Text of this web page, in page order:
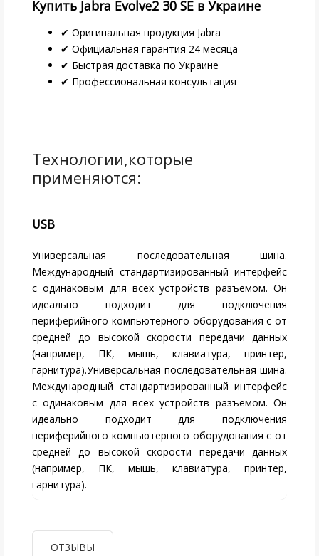
Купить Jabra Evolve2 30 SE в Украине
✔ Оригинальная продукция Jabra
✔ Официальная гарантия 24 месяца
✔ Быстрая доставка по Украине
✔ Профессиональная консультация
USB
Универсальная последовательная шина.
Международный стандартизированный интерфейс
с одинаковым для всех устройств разъемом. Он
идеально подходит для подключения
периферийного компьютерного оборудования с от
средней до высокой скорости передачи данных
(например, ПК, мышь, клавиатура, принтер,
гарнитура).Универсальная последовательная шина.
Международный стандартизированный интерфейс
с одинаковым для всех устройств разъемом. Он
идеально подходит для подключения
периферийного компьютерного оборудования с от
средней до высокой скорости передачи данных
(например, ПК, мышь, клавиатура, принтер,
гарнитура).
ОТЗЫВЫ